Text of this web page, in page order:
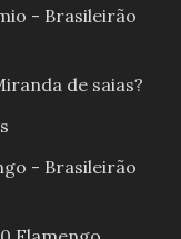
- Brasileirão
de saias?
- Brasileirão